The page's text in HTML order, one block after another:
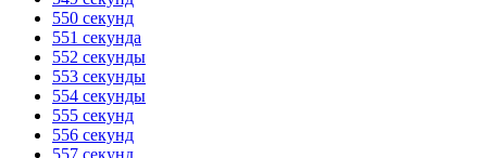
550 секунд
551 секунда
552 секунды
553 секунды
554 секунды
555 секунд
556 секунд